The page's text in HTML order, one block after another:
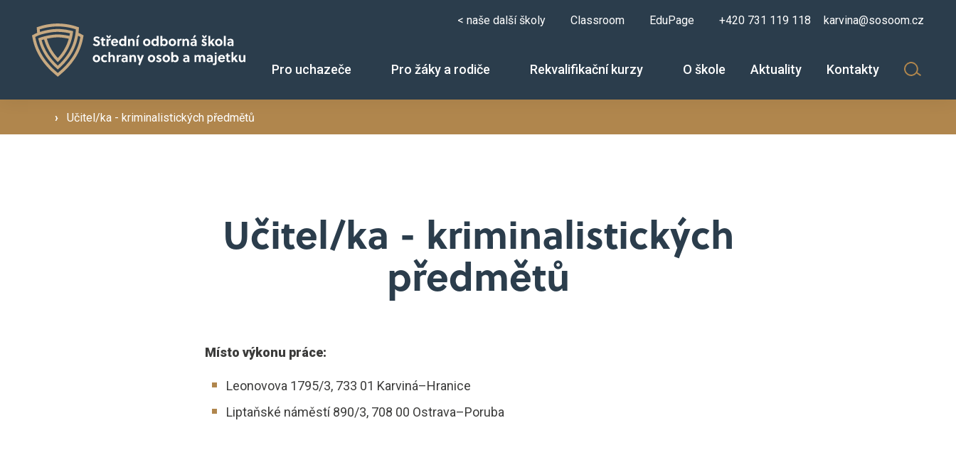
Pro uchazeče Pro žáky a rodiče Rekvalifikační kurzy O škole Aktuality Kontakty
< naše další školy Classroom EduPage +420 731 119 118 karvina@sosoom.cz
› Učitel/ka - kriminalistických předmětů
Učitel/ka - kriminalistických
předmětů
Místo výkonu práce:
Leonovova 1795/3, 733 01 Karviná–Hranice
Liptaňské náměstí 890/3, 708 00 Ostrava–Poruba